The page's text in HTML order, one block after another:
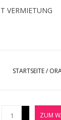
VERMIETUNG
STARTSEITE/
ZUM